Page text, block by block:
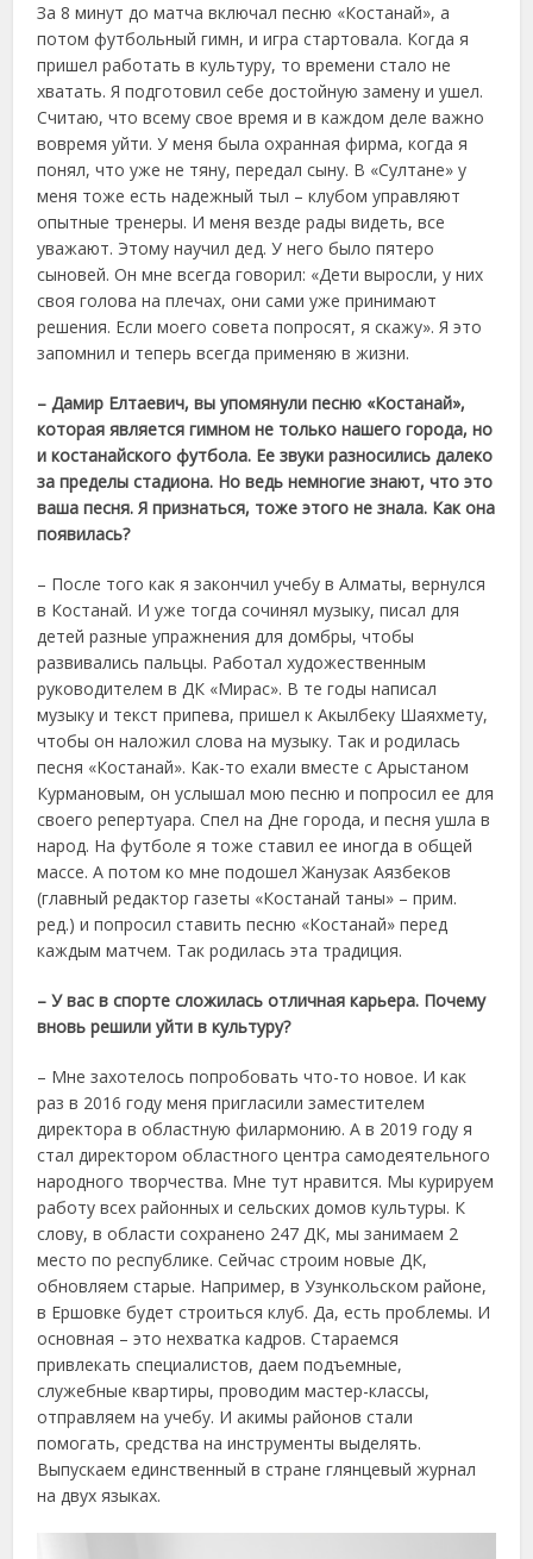
За 8 минут до матча включал песню «Костанай», а
потом футбольный гимн, и игра стартовала. Когда я
пришел работать в культуру, то времени стало не
хватать. Я подготовил себе достойную замену и ушел.
Считаю, что всему свое время и в каждом деле важно
вовремя уйти. У меня была охранная фирма, когда я
понял, что уже не тяну, передал сыну. В «Султане» у
меня тоже есть надежный тыл – клубом управляют
опытные тренеры. И меня везде рады видеть, все
уважают. Этому научил дед. У него было пятеро
сыновей. Он мне всегда говорил: «Дети выросли, у них
своя голова на плечах, они сами уже принимают
решения. Если моего совета попросят, я скажу». Я это
запомнил и теперь всегда применяю в жизни.
– Дамир Елтаевич, вы упомянули песню «Костанай»,
которая является гимном не только нашего города, но
и костанайского футбола. Ее звуки разносились далеко
за пределы стадиона. Но ведь немногие знают, что это
ваша песня. Я признаться, тоже этого не знала. Как она
появилась?
– После того как я закончил учебу в Алматы, вернулся
в Костанай. И уже тогда сочинял музыку, писал для
детей разные упражнения для домбры, чтобы
развивались пальцы. Работал художественным
руководителем в ДК «Мирас». В те годы написал
музыку и текст припева, пришел к Акылбеку Шаяхмету,
чтобы он наложил слова на музыку. Так и родилась
песня «Костанай». Как-то ехали вместе с Арыстаном
Курмановым, он услышал мою песню и попросил ее для
своего репертуара. Спел на Дне города, и песня ушла в
народ. На футболе я тоже ставил ее иногда в общей
массе. А потом ко мне подошел Жанузак Аязбеков
(главный редактор газеты «Костанай таны» – прим.
ред.) и попросил ставить песню «Костанай» перед
каждым матчем. Так родилась эта традиция.
– У вас в спорте сложилась отличная карьера. Почему
вновь решили уйти в культуру?
– Мне захотелось попробовать что-то новое. И как
раз в 2016 году меня пригласили заместителем
директора в областную филармонию. А в 2019 году я
стал директором областного центра самодеятельного
народного творчества. Мне тут нравится. Мы курируем
работу всех районных и сельских домов культуры. К
слову, в области сохранено 247 ДК, мы занимаем 2
место по республике. Сейчас строим новые ДК,
обновляем старые. Например, в Узункольском районе,
в Ершовке будет строиться клуб. Да, есть проблемы. И
основная – это нехватка кадров. Стараемся
привлекать специалистов, даем подъемные,
служебные квартиры, проводим мастер-классы,
отправляем на учебу. И акимы районов стали
помогать, средства на инструменты выделять.
Выпускаем единственный в стране глянцевый журнал
на двух языках.